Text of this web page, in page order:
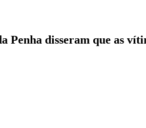
Penha disseram que as